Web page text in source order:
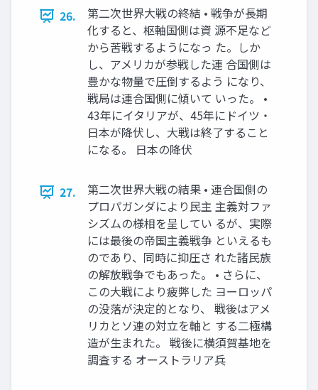
26.
第二次世界大戦の終結 • 戦争が⾧期
化すると、枢軸国側は資 源不足など
から苦戦するようになっ た。しか
し、アメリカが参戦した連 合国側は
豊かな物量で圧倒するよう になり、
戦局は連合国側に傾いて いった。 •
43年にイタリアが、45年にドイツ・
日本が降伏し、大戦は終了すること
になる。 日本の降伏
27.
第二次世界大戦の結果 • 連合国側の
プロパガンダにより民主 主義対ファ
シズムの様相を呈してい るが、実際
には最後の帝国主義戦争 といえるも
のであり、同時に抑圧さ れた諸民族
の解放戦争でもあった。 • さらに、
この大戦により疲弊した ヨーロッパ
の没落が決定的となり、 戦後はアメ
リカとソ連の対立を軸と する二極構
造が生まれた。 戦後に横須賀基地を
調査する オーストラリア兵